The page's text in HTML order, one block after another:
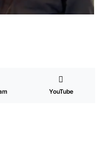
YouTube